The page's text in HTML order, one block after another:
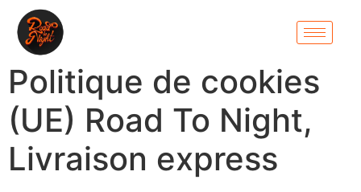
Politique de cookies
(UE) Road To Night,
Livraison express